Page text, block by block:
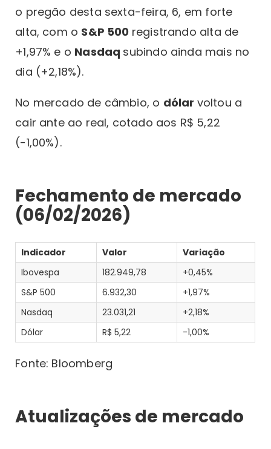
o pregão desta sexta-feira, 6, em forte
alta, com o S&P 500 registrando alta de
+1,97% e o Nasdaq subindo ainda mais no
dia (+2,18%).
No mercado de câmbio, o dólar voltou a
cair ante ao real, cotado aos R$ 5,22
(-1,00%).
Fechamento de mercado
(06/02/2026)
Indicador Valor
Variação
Ibovespa
182.949,78
+0,45%
S&P 500
6.932,30
+1,97%
Nasdaq
23.031,21
+2,18%
Dólar
R$ 5,22 -1,00%
Fonte: Bloomberg
Atualizações de mercado